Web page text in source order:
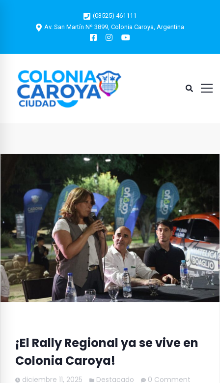
(03525) 461111
Av. San Martín Nº 3899, Colonia Caroya, Argentina
¡El Rally Regional ya se vive en
Colonia Caroya!
diciembre 11, 2025 Destacado 0 Comment